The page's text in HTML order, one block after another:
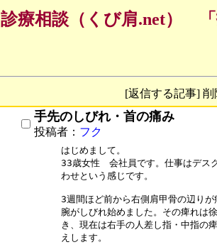
診療相談（くび肩.net）
[返信する記事]
手先のしびれ・首の痛み
投稿者： フク
はじめまして。
33歳女性　会社員です。仕事はデス
わせという感じです。
3週間ほど前から右側肩甲骨の辺り
腕がしびれ始めました。その痺れは
き、現在は右手の人差し指・中指の
えします。